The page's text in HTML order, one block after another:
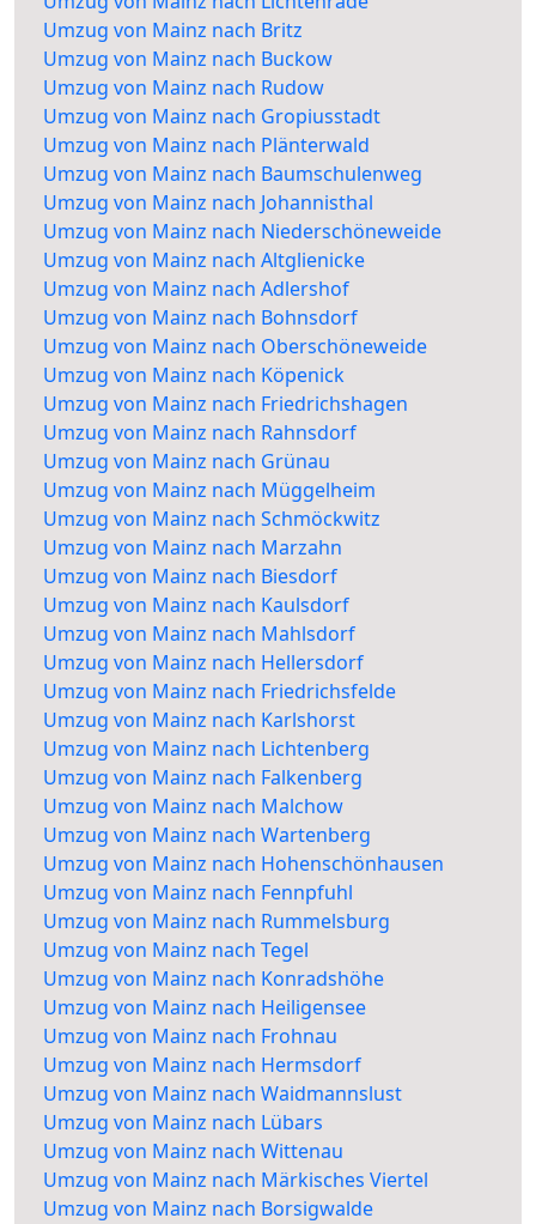
Umzug von Mainz nach Britz
Umzug von Mainz nach Buckow
Umzug von Mainz nach Rudow
Umzug von Mainz nach Gropiusstadt
Umzug von Mainz nach Plänterwald
Umzug von Mainz nach Baumschulenweg
Umzug von Mainz nach Johannisthal
Umzug von Mainz nach Niederschöneweide
Umzug von Mainz nach Altglienicke
Umzug von Mainz nach Adlershof
Umzug von Mainz nach Bohnsdorf
Umzug von Mainz nach Oberschöneweide
Umzug von Mainz nach Köpenick
Umzug von Mainz nach Friedrichshagen
Umzug von Mainz nach Rahnsdorf
Umzug von Mainz nach Grünau
Umzug von Mainz nach Müggelheim
Umzug von Mainz nach Schmöckwitz
Umzug von Mainz nach Marzahn
Umzug von Mainz nach Biesdorf
Umzug von Mainz nach Kaulsdorf
Umzug von Mainz nach Mahlsdorf
Umzug von Mainz nach Hellersdorf
Umzug von Mainz nach Friedrichsfelde
Umzug von Mainz nach Karlshorst
Umzug von Mainz nach Lichtenberg
Umzug von Mainz nach Falkenberg
Umzug von Mainz nach Malchow
Umzug von Mainz nach Wartenberg
Umzug von Mainz nach Hohenschönhausen
Umzug von Mainz nach Fennpfuhl
Umzug von Mainz nach Rummelsburg
Umzug von Mainz nach Tegel
Umzug von Mainz nach Konradshöhe
Umzug von Mainz nach Heiligensee
Umzug von Mainz nach Frohnau
Umzug von Mainz nach Hermsdorf
Umzug von Mainz nach Waidmannslust
Umzug von Mainz nach Lübars
Umzug von Mainz nach Wittenau
Umzug von Mainz nach Märkisches Viertel
Umzug von Mainz nach Borsigwalde